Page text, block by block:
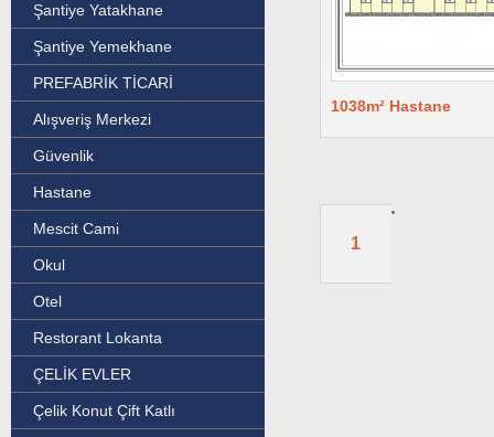
Şantiye Yatakhane
Şantiye Yemekhane
PREFABRİK TİCARİ
Alışveriş Merkezi
Güvenlik
Hastane
Mescit Cami
Okul
Otel
Restorant Lokanta
ÇELİK EVLER
Çelik Konut Çift Katlı
1038m² Hastane
1